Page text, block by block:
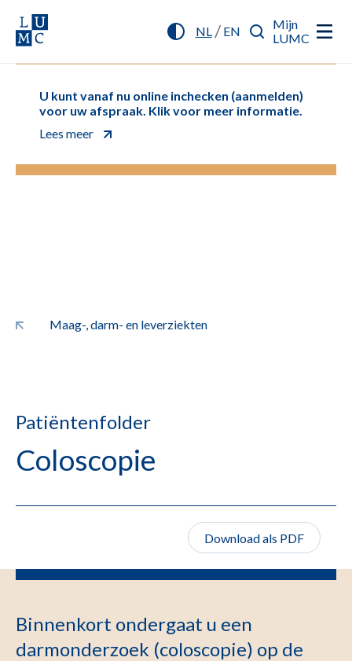
NL/ EN
Mijn
LUMC
U kunt vanaf nu online inchecken (aanmelden)
voor uw afspraak. Klik voor meer informatie.
Lees meer
Maag-, darm- en leverziekten
Patiëntenfolder
Coloscopie
Download als PDF
Binnenkort ondergaat u een
darmonderzoek (coloscopie) op de